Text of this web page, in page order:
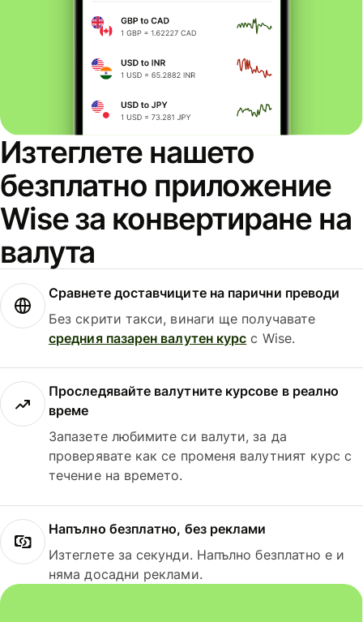
Изтеглете нашето
безплатно приложение
Wise за конвертиране на
валута
Сравнете доставчиците на парични преводи
Без скрити такси, винаги ще получавате
средния пазарен валутен курс с Wise.
Проследявайте валутните курсове в реално
време
Запазете любимите си валути, за да
проверявате как се променя валутният курс с
течение на времето.
Напълно безплатно, без реклами
Изтеглете за секунди. Напълно безплатно е и
няма досадни реклами.